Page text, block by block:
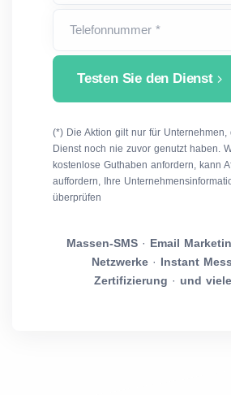
Telefonnummer *
Testen Sie den Dienst
(*) Die Aktion gilt nur für Unternehmen,
Dienst noch nie zuvor genutzt haben.
kostenlose Guthaben anfordern, kann
auffordern, Ihre
überprüfen
Massen-SMS· Email
Netzwerke· Instant
Zertifizierung · und